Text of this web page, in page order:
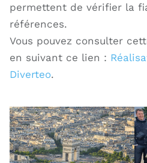
permettent de vérifier la
références.
Vous pouvez consulter
en suivant ce lien :
Diverteo.